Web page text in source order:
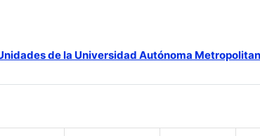
de la Universidad Autónoma